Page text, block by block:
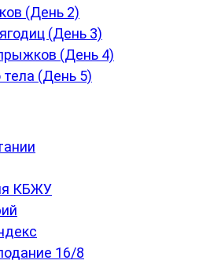
(День 2)
(День 3)
(День 4)
тела (День 5)
КБЖУ
16/8